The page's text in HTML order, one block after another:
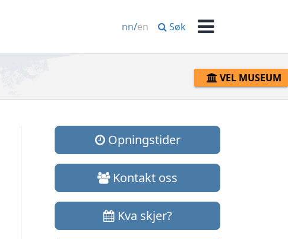
nn/en Søk
VEL MUSEUM
Opningstider
Kontakt oss
Kva skjer?